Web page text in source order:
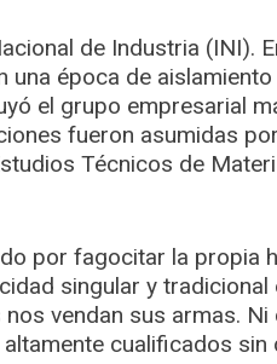
de Industria (INI).
época de
el grupo empresarial
fueron asumidas
Técnicos de
por fagocitar la propia
singular y tradicional
vendan sus armas.
cualificados sin